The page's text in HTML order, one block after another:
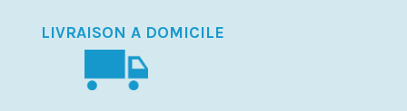
LIVRAISON A DOMICILE